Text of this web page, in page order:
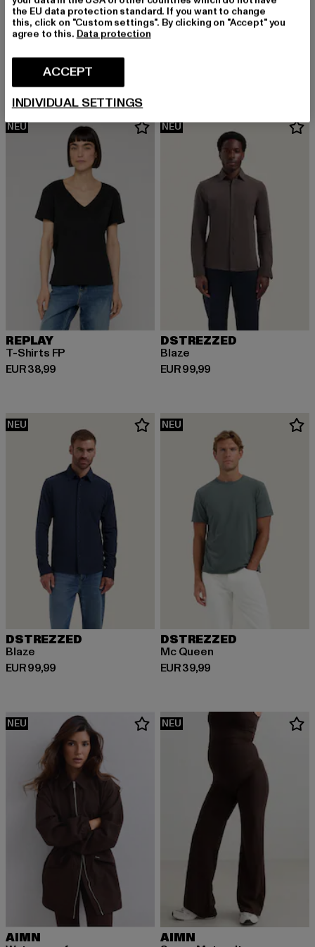
REPLAY
Hosen FP
EUR 148,99
Derzeitiger Preis: EUR 148,99
NEU
REPLAY
T-Shirts FP
EUR 38,99
Derzeitiger Preis: EUR 38,99
NEU
DSTREZZED
Blaze
EUR 99,99
Derzeitiger Preis: EUR 99,99
NEU
DSTREZZED
Blaze
EUR 99,99
Derzeitiger Preis: EUR 99,99
NEU
DSTREZZED
Mc Queen
EUR 39,99
Derzeitiger Preis: EUR 39,99
NEU
AIMN
NEU
AIMN
the EU data protection standard. If you want to change
this, click on "Custom settings". By clicking on "Accept" you
agree to this. Data protection
ACCEPT
INDIVIDUAL SETTINGS